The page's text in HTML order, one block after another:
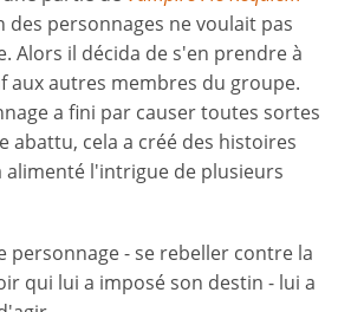
des personnages ne voulait pas
Alors il décida de s'en prendre à
aux autres membres du groupe.
a fini par causer toutes sortes
abattu, cela a créé des histoires
alimenté l'intrigue de plusieurs
personnage - se rebeller contre la
qui lui a imposé son destin - lui a